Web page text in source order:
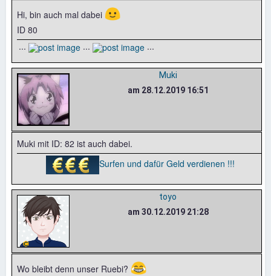
Hi, bin auch mal dabei 🙂
ID 80
...
... ...
Muki
am 28.12.2019 16:51
Muki mit ID: 82 ist auch dabei.
Surfen und dafür Geld verdienen !!!
toyo
am 30.12.2019 21:28
Wo bleibt denn unser Ruebi? 😂